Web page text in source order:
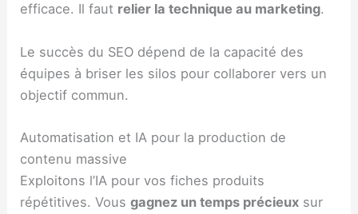
efficace. Il faut relier la technique au marketing.
Le succès du SEO dépend de la capacité des
équipes à briser les silos pour collaborer vers un
objectif commun.
Automatisation et IA pour la production de
contenu massive
Exploitons l’IA pour vos fiches produits
répétitives. Vousgagnez un temps précieux sur